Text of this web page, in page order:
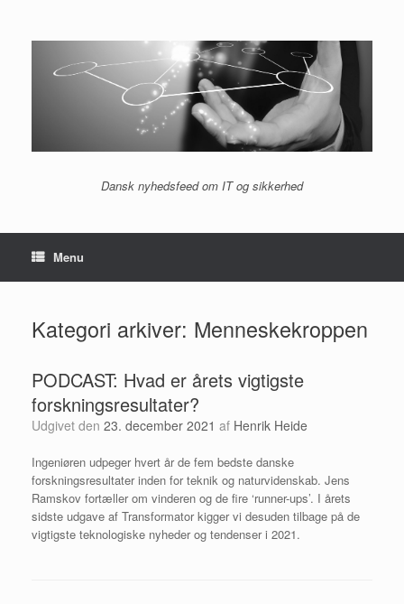
indhold
Dansk nyhedsfeed om IT og sikkerhed
Menu
Kategori arkiver: Menneskekroppen
PODCAST: Hvad er årets vigtigste
forskningsresultater?
Udgivet den 23. december 2021 af Henrik Heide
Ingeniøren udpeger hvert år de fem bedste danske
forskningsresultater inden for teknik og naturvidenskab. Jens
Ramskov fortæller om vinderen og de fire ‘runner-ups’. I årets
sidste udgave af Transformator kigger vi desuden tilbage på de
vigtigste teknologiske nyheder og tendenser i 2021.